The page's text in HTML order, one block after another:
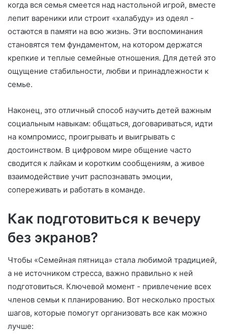
когда вся семья смеется над настольной игрой, вместе
лепит вареники или строит «халабуду» из одеял -
остаются в памяти на всю жизнь. Эти воспоминания
становятся тем фундаментом, на котором держатся
крепкие и теплые семейные отношения. Для детей это
ощущение стабильности, любви и принадлежности к
семье.
Наконец, это отличный способ научить детей важным
социальным навыкам: общаться, договариваться, идти
на компромисс, проигрывать и выигрывать с
достоинством. В цифровом мире общение часто
сводится к лайкам и коротким сообщениям, а живое
взаимодействие учит распознавать эмоции,
сопереживать и работать в команде.
Как подготовиться к вечеру
без экранов?
Чтобы «Семейная пятница» стала любимой традицией,
а не источником стресса, важно правильно к ней
подготовиться. Ключевой момент - привлечение всех
членов семьи к планированию. Вот несколько простых
шагов, которые помогут организовать все как можно
лучше: